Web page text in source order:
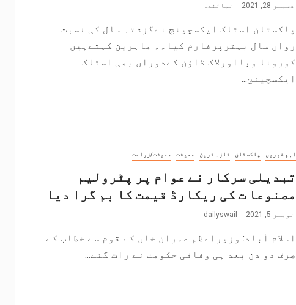
دسمبر 28, 2021 نمائندہ
پاکستان اسٹاک ایکسچینج نےگزشتہ سال کی نسبت
رواں سال بہترپرفارم کیا۔۔ ماہرین کہتےہیں
کورونا وبااورلاک ڈاؤن کےدوران بھی اسٹاک
ایکسچینج...
اہم خبریں پاکستان تازہ ترین معیشت معیشت/زراعت
تبدیلی سرکار نے عوام پر پٹرولیم
مصنوعا ت کی ریکارڈ قیمت کا بم گرا دیا
نومبر 5, 2021 dailyswail
اسلام آباد: وزیراعظم عمران خان کے قوم سے خطاب کے
صرف دو دن بعد ہی وفاقی حکومت نے رات گئے...